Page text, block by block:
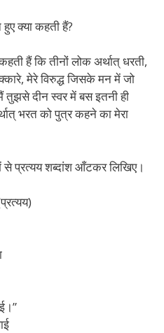
क्या कहती हैं?
हैं कि तीनों लोक अर्थात् धरती,
मेरे विरुद्ध जिसके मन में जो
तुझसे दीन स्वर में बस इतनी ही
भरत को पुत्र कहने का मेरा
में से प्रत्यय शब्दांश आँटकर लिखिए।